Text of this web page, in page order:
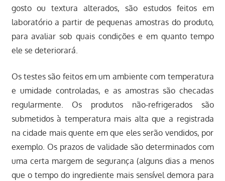
gosto ou textura alterados, são estudos feitos em
laboratório a partir de pequenas amostras do produto,
para avaliar sob quais condições e em quanto tempo
ele se deteriorará.
Os testes são feitos em um ambiente com temperatura
e umidade controladas, e as amostras são checadas
regularmente. Os produtos não-refrigerados são
submetidos à temperatura mais alta que a registrada
na cidade mais quente em que eles serão vendidos, por
exemplo. Os prazos de validade são determinados com
uma certa margem de segurança (alguns dias a menos
que o tempo do ingrediente mais sensível demora para